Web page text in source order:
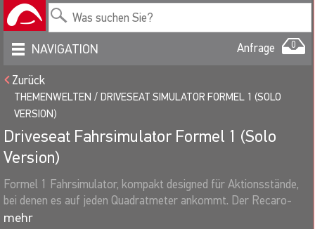
NAVIGATION Anfrage 0
Zurück
THEMENWELTEN
DRIVESEAT SIMULATOR FORMEL 1 (SOLO
VERSION)
Driveseat Fahrsimulator Formel 1 (Solo
Version)
Formel 1 Fahrsimulator, kompakt designed für Aktionsstände,
bei denen es auf jeden Quadratmeter ankommt. Der Recaro-
Fahrersitz ist auf einem Schienensystem jederzeit mühelos